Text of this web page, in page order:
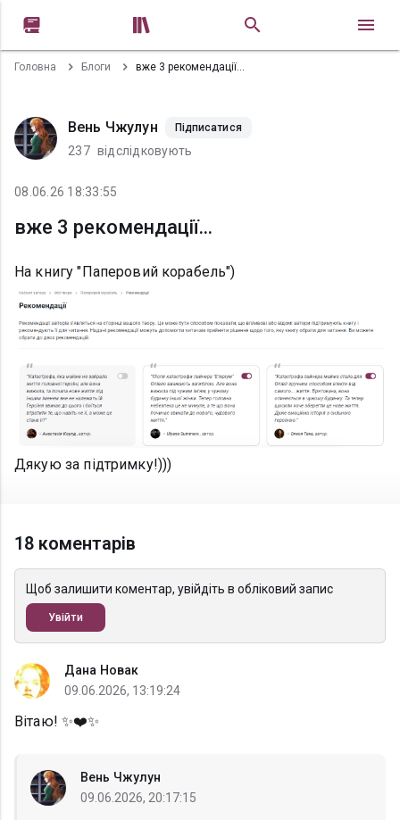
 
Головна Блоги вже 3 рекомендації...
Вень Чжулун Підписатися
237 відслідковують
08.06.26 18:33:55
вже 3 рекомендації...
На книгу "Паперовий корабель")
Дякую за підтримку!)))
18 коментарів
Щоб залишити коментар, увійдіть в обліковий запис
Увійти
Дана Новак
09.06.2026, 13:19:24
Вітаю! ✨❤️✨
Вень Чжулун
09.06.2026, 20:17:15